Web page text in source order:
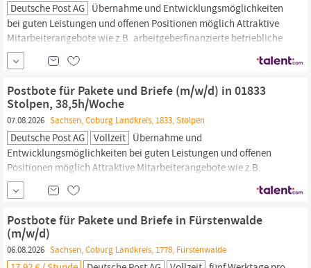
Deutsche Post AG Übernahme und Entwicklungsmöglichkeiten
bei guten Leistungen und offenen Positionen möglich Attraktive
Mitarbeiterangebote wie z.B. arbeitgeberfinanzierte betriebliche
Altersvorsorge, Fahrradleasing, Rabatte bei Mobilfunkanbietern,
etc. Attraktive Sozialleistung eines Großkonzerns wie z.B.
bietest Du kannst dich auf...
Postbote für Pakete und Briefe (m/w/d) in 01833
Stolpen, 38,5h/Woche
07.08.2026 Sachsen, Coburg Landkreis, 1833, Stolpen
Deutsche Post AG Vollzeit Übernahme und
Entwicklungsmöglichkeiten bei guten Leistungen und offenen
Positionen möglich Attraktive Mitarbeiterangebote wie z.B.
arbeitgeberfinanzierte betriebliche Altersvorsorge,
Fahrradleasing, Rabatte bei Mobilfunkanbietern, etc. Attraktive
Zustellerbietest Du kannst dich auf...
Postbote für Pakete und Briefe in Fürstenwalde
(m/w/d)
06.08.2026 Sachsen, Coburg Landkreis, 1778, Fürstenwalde